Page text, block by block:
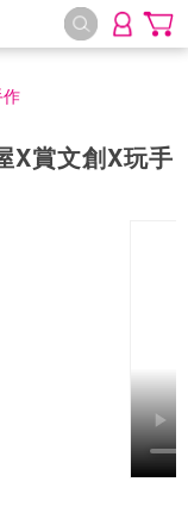
X賞文創X玩手